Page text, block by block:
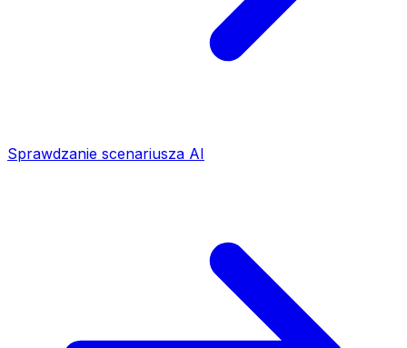
Sprawdzanie scenariusza AI